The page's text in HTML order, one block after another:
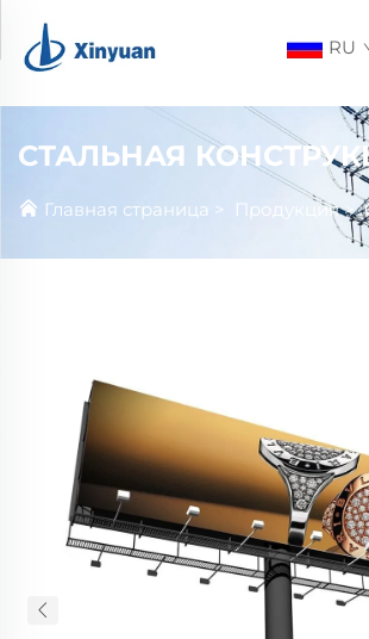
RU
СТАЛЬНАЯ
Главная страница > Продукция>